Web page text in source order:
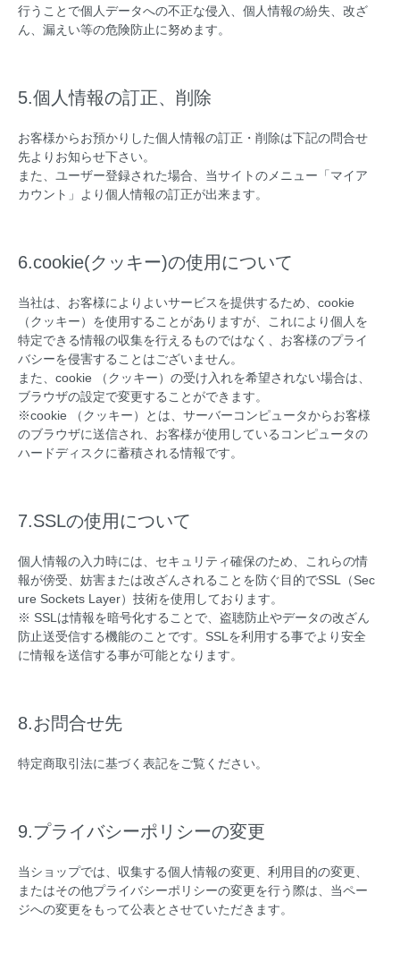
行うことで個人データへの不正な侵入、個人情報の紛失、改ざ
ん、漏えい等の危険防止に努めます。
5.個人情報の訂正、削除
お客様からお預かりした個人情報の訂正・削除は下記の問合せ
先よりお知らせ下さい。
また、ユーザー登録された場合、当サイトのメニュー「マイア
カウント」より個人情報の訂正が出来ます。
6.cookie(クッキー)の使用について
当社は、お客様によりよいサービスを提供するため、cookie
（クッキー）を使用することがありますが、これにより個人を
特定できる情報の収集を行えるものではなく、お客様のプライ
バシーを侵害することはございません。
また、cookie （クッキー）の受け入れを希望されない場合は、
ブラウザの設定で変更することができます。
※cookie （クッキー）とは、サーバーコンピュータからお客様
のブラウザに送信され、お客様が使用しているコンピュータの
ハードディスクに蓄積される情報です。
7.SSLの使用について
個人情報の入力時には、セキュリティ確保のため、これらの情
報が傍受、妨害または改ざんされることを防ぐ目的でSSL（Sec
ure Sockets Layer）技術を使用しております。
※ SSLは情報を暗号化することで、盗聴防止やデータの改ざん
防止送受信する機能のことです。SSLを利用する事でより安全
に情報を送信する事が可能となります。
8.お問合せ先
特定商取引法に基づく表記をご覧ください。
9.プライバシーポリシーの変更
当ショップでは、収集する個人情報の変更、利用目的の変更、
またはその他プライバシーポリシーの変更を行う際は、当ペー
ジへの変更をもって公表とさせていただきます。